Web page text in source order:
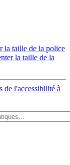
la taille de la police
la taille de la
de l'accessibilité à